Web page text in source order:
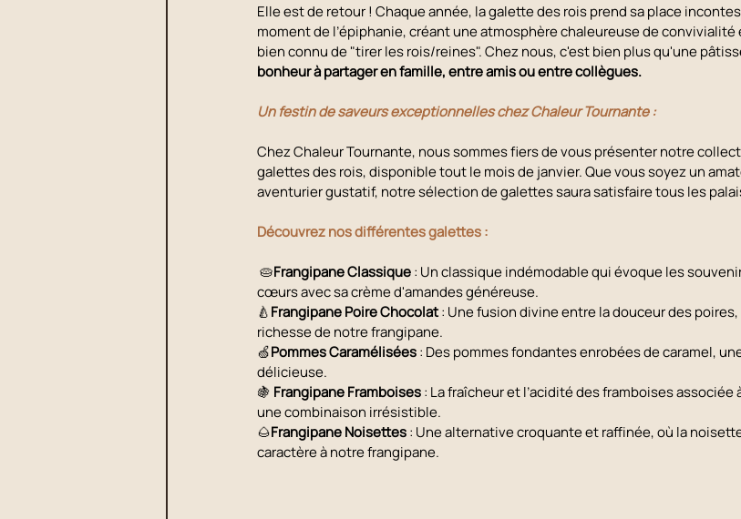
Elle est de retour ! Chaque année, la galette des rois prend sa place
moment de l’épiphanie, créant une atmosphère chaleureuse de
bien connu de "tirer les rois/reines". Chez nous, c'est bien plus qu'une
bonheur à partager en famille, entre amis ou entre collègues.
Un festin de saveurs exceptionnelles chez Chaleur Tournante :
Chez Chaleur Tournante, nous sommes fiers de vous présenter notre
galettes des rois, disponible tout le mois de janvier. Que vous soyez un
aventurier gustatif, notre sélection de galettes saura satisfaire tous les
Découvrez nos différentes galettes :
🥧Frangipane Classique : Un classique indémodable qui évoque les
cœurs avec sa crème d'amandes généreuse.
🍐Frangipane Poire Chocolat : Une fusion divine entre la douceur des
richesse de notre frangipane.
🍏Pommes Caramélisées : Des pommes fondantes enrobées de caramel,
délicieuse.
🍇 Frangipane Framboises : La fraîcheur et l’acidité des framboises associée
une combinaison irrésistible.
🌰Frangipane Noisettes : Une alternative croquante et raffinée, où la
caractère à notre frangipane.